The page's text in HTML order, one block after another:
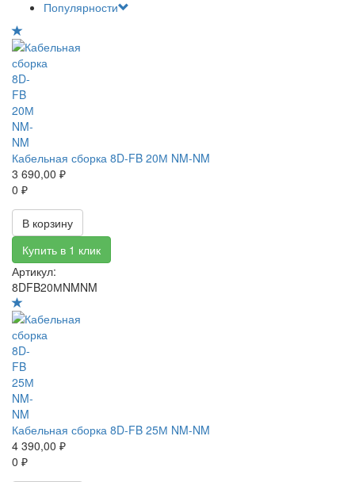
Популярности
Кабельная сборка 8D-FB 20М NM-NM
3 690,00 ₽
0 ₽
В корзину
Купить в 1 клик
Артикул:
8DFB20МNMNM
Кабельная сборка 8D-FB 25М NM-NM
4 390,00 ₽
0 ₽